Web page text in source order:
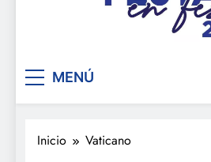
De festa
MENÚ
Inicio Vaticano